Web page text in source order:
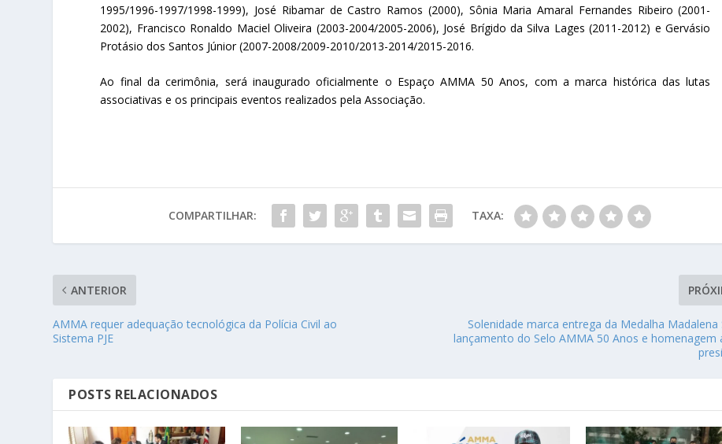
1995/1996-1997/1998-1999), José Ribamar de Castro Ramos (2000), Sônia Maria Amaral Fernandes Ribeiro (2001-
2002), Francisco Ronaldo Maciel Oliveira (2003-2004/2005-2006), José Brígido da Silva Lages (2011-2012) e Gervásio
Protásio dos Santos Júnior (2007-2008/2009-2010/2013-2014/2015-2016.
Ao final da cerimônia, será inaugurado oficialmente o Espaço AMMA 50 Anos, com a marca histórica das lutas
associativas e os principais eventos realizados pela Associação.
COMPARTILHAR: TAXA:
ANTERIOR
AMMA requer adequação tecnológica da Polícia Civil ao
Sistema PJE
Solenidade marca entrega da Medalha Madalena
lançamento do Selo AMMA 50 Anos e homenagem
POSTS RELACIONADOS